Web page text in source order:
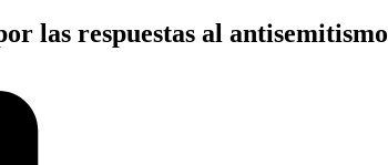
las respuestas al antisemitismo